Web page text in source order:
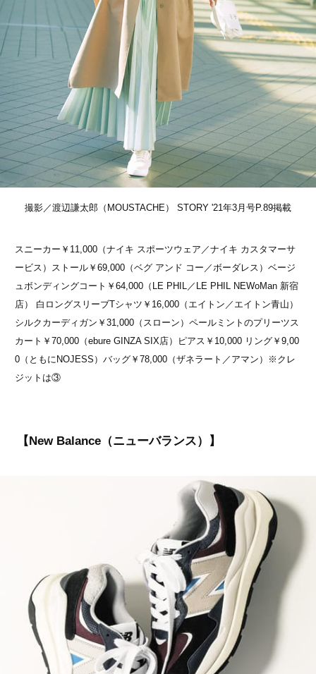
撮影／渡辺謙太郎（MOUSTACHE） STORY '21年3月号P.89掲載
スニーカー￥11,000（ナイキ スポーツウェア／ナイキ カスタマーサ
ービス）ストール￥69,000（ベグ アンド コー／ボーダレス）ベージ
ュボンディングコート￥64,000（LE PHIL／LE PHIL NEWoMan 新宿
店） 白ロングスリーブTシャツ￥16,000（エイトン／エイトン青山）
シルクカーディガン￥31,000（スローン）ペールミントのプリーツス
カート￥70,000（ebure GINZA SIX店）ピアス￥10,000 リング￥9,00
0（ともにNOJESS）バッグ￥78,000（ザネラート／アマン）※クレ
ジットは③
【New Balance（ニューバランス）】